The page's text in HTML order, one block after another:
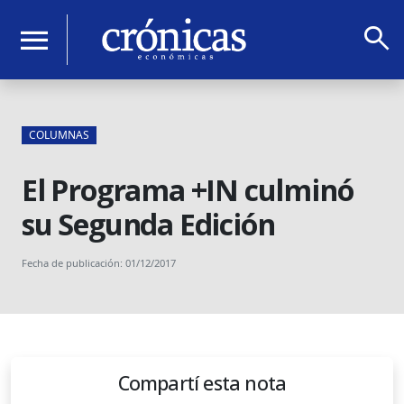
menu search
COLUMNAS
El Programa +IN culminó
su Segunda Edición
Fecha de publicación: 01/12/2017
Compartí esta nota